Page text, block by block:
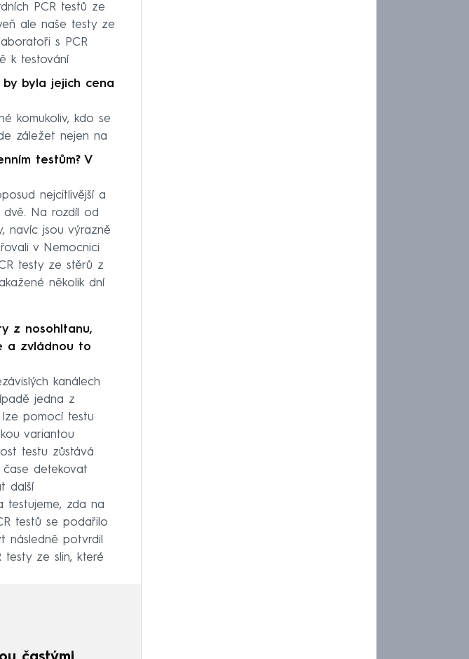
PCR testů ze
ale naše testy ze
s PCR
k testování
byla jejich cena
komukoliv, kdo se
záležet nejen na
testům? V
nejcitlivější a
dvě. Na rozdíl od
navíc jsou výrazně
v Nemocnici
testy ze stěrů z
několik dní
z nosohltanu,
a zvládnou to
kanálech
jedna z
pomocí testu
variantou
testu zůstává
čase detekovat
další
testujeme, zda na
testů se podařilo
následně potvrdil
testy ze slin, které